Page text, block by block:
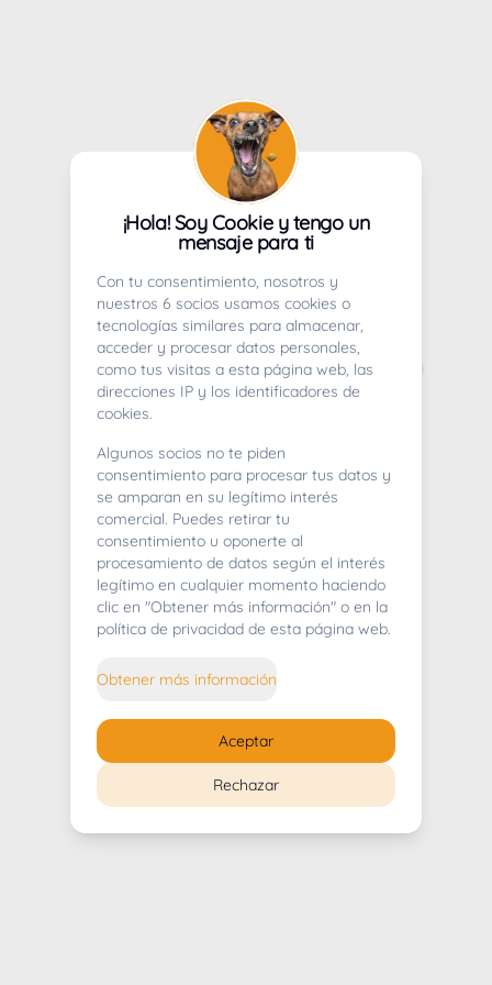
404
Whoops! Lo sentimos mucho.
¡Hola! Soy Cookie y tengo un
mensaje para ti
Con tu consentimiento, nosotros y
nuestros 6 socios usamos cookies o
tecnologías similares para almacenar,
acceder y procesar datos personales,
como tus visitas a esta página web, las
direcciones IP y los identificadores de
cookies.
Algunos socios no te piden
consentimiento para procesar tus datos y
se amparan en su legítimo interés
comercial. Puedes retirar tu
consentimiento u oponerte al
procesamiento de datos según el interés
legítimo en cualquier momento haciendo
clic en "Obtener más información" o en la
política de privacidad de esta página web.
Obtener más información
Rechazar
Aceptar